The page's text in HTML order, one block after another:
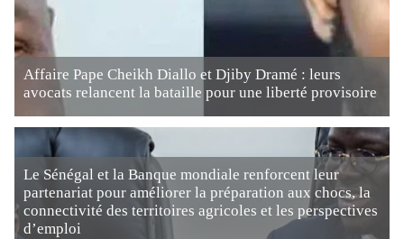
Affaire Pape Cheikh Diallo et Djiby Dramé : leurs
avocats relancent la bataille pour une liberté provisoire
Le Sénégal et la Banque mondiale renforcent leur
partenariat pour améliorer la préparation aux chocs, la
connectivité des territoires agricoles et les perspectives
d’emploi